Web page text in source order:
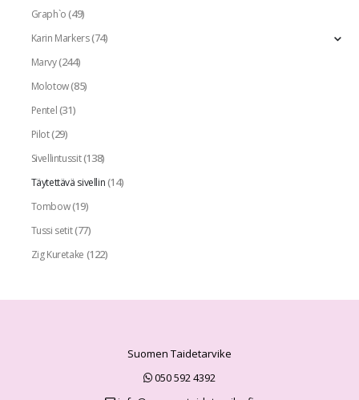
Graph`o (49)
Karin Markers(74)
Marvy(244)
Molotow(85)
Pentel(31)
Pilot(29)
Sivellintussit(138)
Täytettävä sivellin(14)
Tombow(19)
Tussi setit(77)
Zig Kuretake (122)
Suomen Taidetarvike
050 592 4392